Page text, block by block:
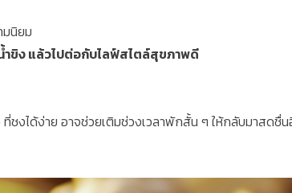
มนิยม
ำขิง แล้วไปต่อกับไลฟ์สไตล์สุขภาพดี
ที่ชงได้ง่าย อาจช่วยเติมช่วงเวลาพักสั้น ๆ ให้กลับมาสดชื่